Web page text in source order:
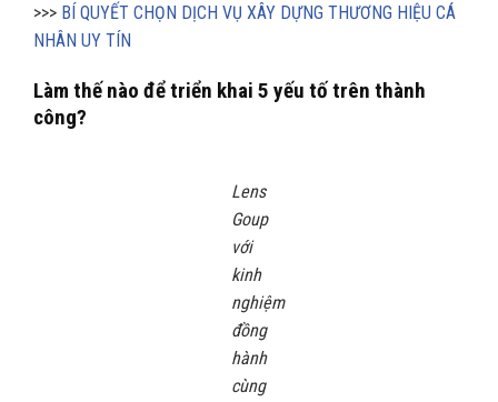
>>> BÍ QUYẾT CHỌN DỊCH VỤ XÂY DỰNG THƯƠNG HIỆU CÁ
NHÂN UY TÍN
Làm thế nào để triển khai 5 yếu tố trên thành
công?
Lens
Goup
với
kinh
nghiệm
đồng
hành
cùng